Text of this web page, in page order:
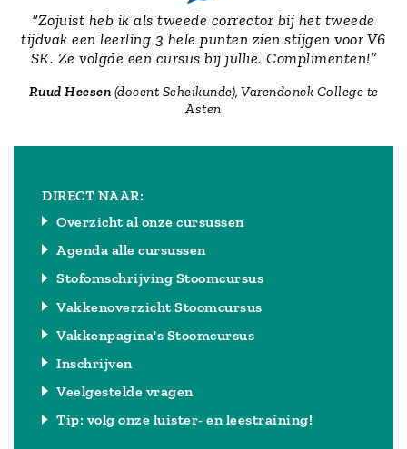
“Zojuist heb ik als tweede corrector bij het tweede
tijdvak een leerling 3 hele punten zien stijgen voor V6
SK. Ze volgde een cursus bij jullie. Complimenten!”
Ruud Heesen (docent Scheikunde), Varendonck College te
Asten
DIRECT NAAR:
Overzicht al onze cursussen
Agenda alle cursussen
Stofomschrijving Stoomcursus
Vakkenoverzicht Stoomcursus
Vakkenpagina's Stoomcursus
Inschrijven
Veelgestelde vragen
Tip: volg onze luister- en leestraining!